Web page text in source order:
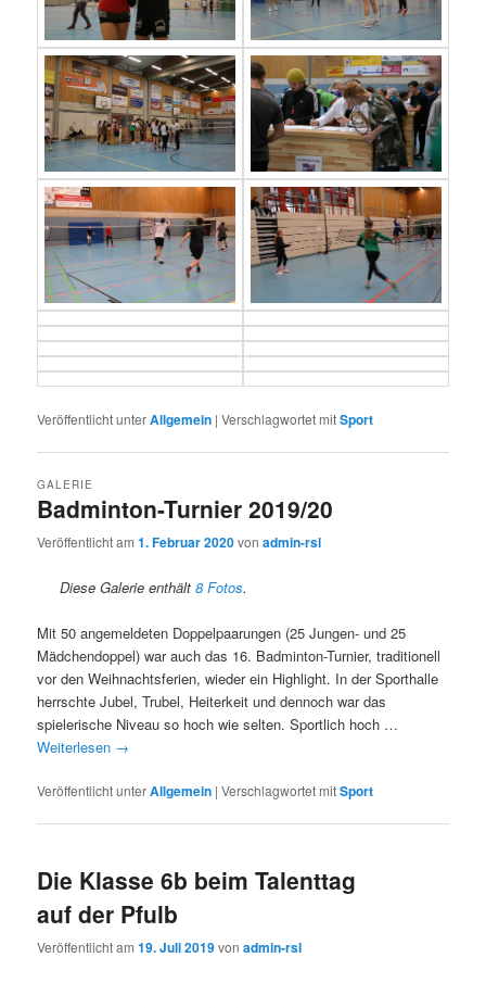
Veröffentlicht unterAllgemein |Verschlagwortet mitSport
Badminton-Turnier 2019/20
GALERIE
Veröffentlicht am1. Februar 2020vonadmin-rsl
Diese Galerie enthält8 Fotos.
Mit 50 angemeldeten Doppelpaarungen (25 Jungen- und 25
Mädchendoppel) war auch das 16. Badminton-Turnier, traditionell
vor den Weihnachtsferien, wieder ein Highlight. In der Sporthalle
herrschte Jubel, Trubel, Heiterkeit und dennoch war das
spielerische Niveau so hoch wie selten. Sportlich hoch …
Weiterlesen →
Veröffentlicht unterAllgemein |Verschlagwortet mitSport
Die Klasse 6b beim Talenttag
auf der Pfulb
Veröffentlicht am19. Juli 2019vonadmin-rsl